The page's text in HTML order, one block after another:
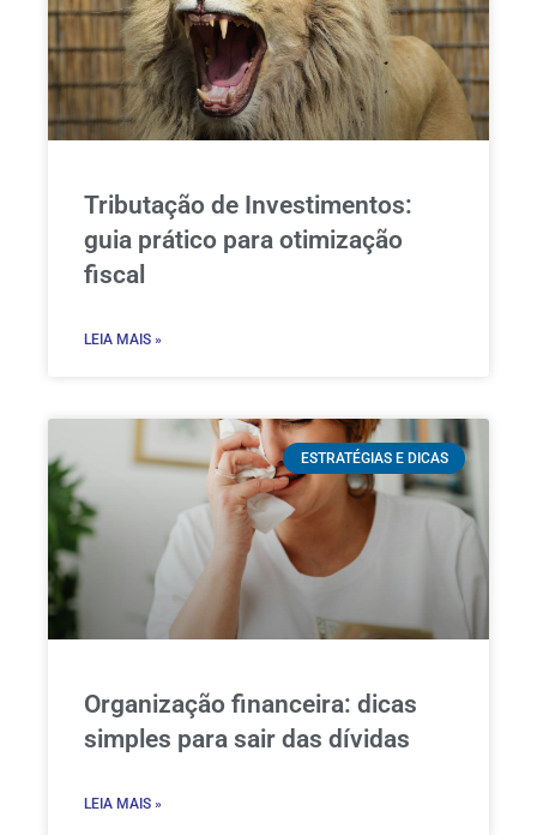
Tributação de Investimentos:
guia prático para otimização
fiscal
LEIA MAIS »
ESTRATÉGIAS E DICAS
Organização financeira: dicas
simples para sair das dívidas
LEIA MAIS »